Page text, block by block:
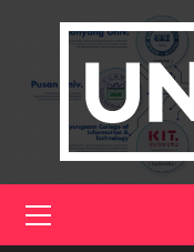
Menu